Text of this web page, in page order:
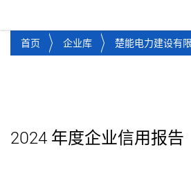
首页 企业库 楚能电力建设有
2024 年度企业信用报告